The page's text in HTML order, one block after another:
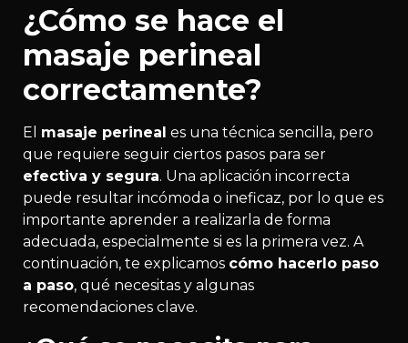
¿Cómo se hace el
masaje perineal
correctamente?
El masaje perineal es una técnica sencilla, pero
que requiere seguir ciertos pasos para ser
efectiva y segura. Una aplicación incorrecta
puede resultar incómoda o ineficaz, por lo que es
importante aprender a realizarla de forma
adecuada, especialmente si es la primera vez. A
continuación, te explicamos cómo hacerlo paso
a paso, qué necesitas y algunas
recomendaciones clave.